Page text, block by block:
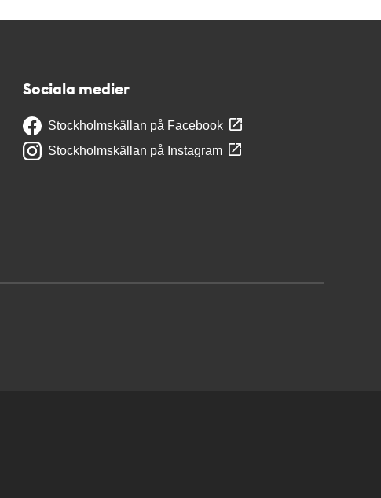
Sociala medier
Stockholmskällan på Facebook
Stockholmskällan på Instagram